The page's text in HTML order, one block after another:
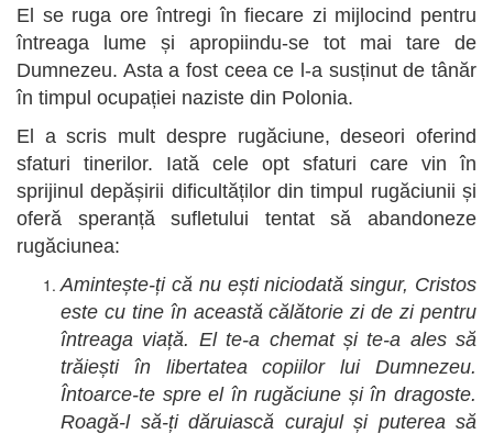
El se ruga ore întregi în fiecare zi mijlocind pentru
întreaga lume și apropiindu-se tot mai tare de
Dumnezeu. Asta a fost ceea ce l-a susținut de tânăr
în timpul ocupației naziste din Polonia.
El a scris mult despre rugăciune, deseori oferind
sfaturi tinerilor. Iată cele opt sfaturi care vin în
sprijinul depășirii dificultăților din timpul rugăciunii și
oferă speranță sufletului tentat să abandoneze
rugăciunea:
Amintește-ți că nu ești niciodată singur, Cristos
este cu tine în această călătorie zi de zi pentru
întreaga viață. El te-a chemat și te-a ales să
trăiești în libertatea copiilor lui Dumnezeu.
Întoarce-te spre el în rugăciune și în dragoste.
Roagă-l să-ți dăruiască curajul și puterea să